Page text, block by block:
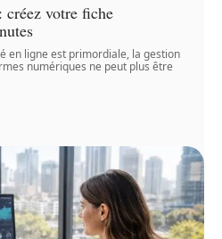
votre fiche
en ligne est primordiale, la gestion
numériques ne peut plus être